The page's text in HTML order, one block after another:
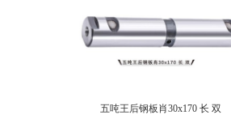
五吨王后钢板肖30x170 长 双